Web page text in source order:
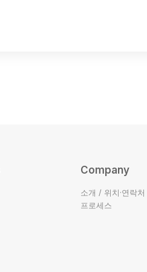
Company
소개 / 위치·연락처
프로세스